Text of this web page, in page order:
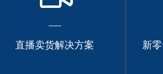
直播卖货解决方案 新